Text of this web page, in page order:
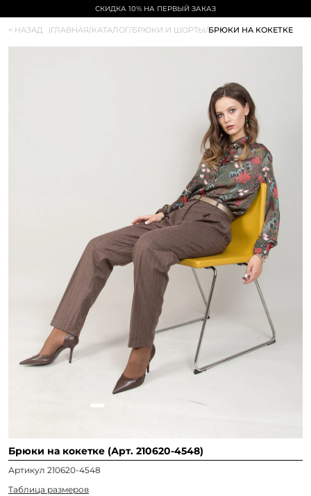
СКИДКА 10% НА ПЕРВЫЙ ЗАКАЗ
< НАЗАД |ГЛАВНАЯ/КАТАЛОГ/БРЮКИ И ШОРТЫ/БРЮКИ НА КОКЕТКЕ
Брюки на кокетке (Арт. 210620-4548)
Артикул 210620-4548
Таблица размеров